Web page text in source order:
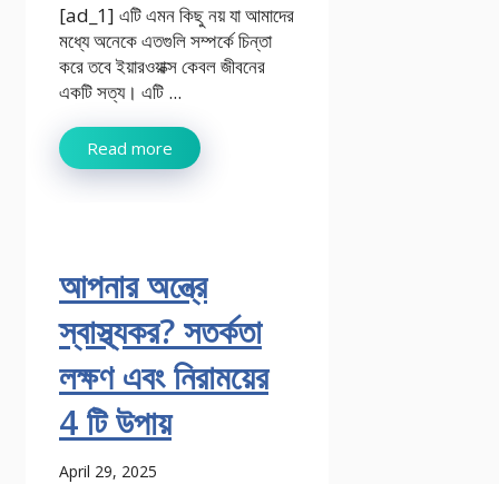
[ad_1] এটি এমন কিছু নয় যা আমাদের
মধ্যে অনেকে এতগুলি সম্পর্কে চিন্তা
করে তবে ইয়ারওয়াক্স কেবল জীবনের
একটি সত্য। এটি ...
Read more
আপনার অন্ত্রে
স্বাস্থ্যকর? সতর্কতা
লক্ষণ এবং নিরাময়ের
4 টি উপায়
April 29, 2025